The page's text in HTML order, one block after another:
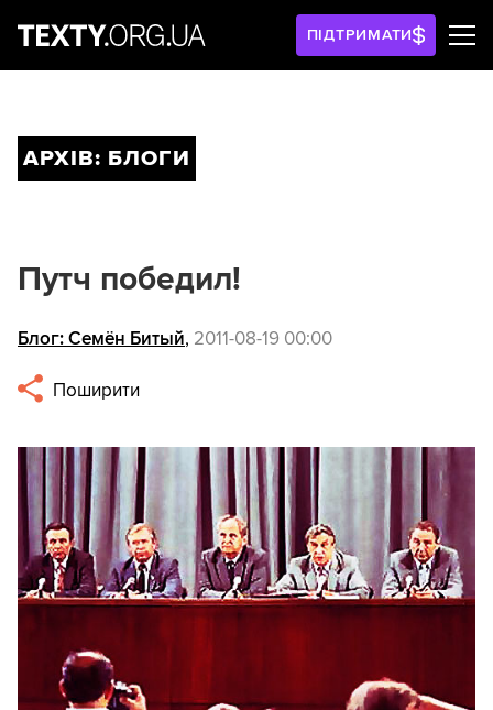
ПІДТРИМАТИ
АРХІВ: БЛОГИ
Путч победил!
Блог: Семён Битый, 2011-08-19 00:00
Поширити